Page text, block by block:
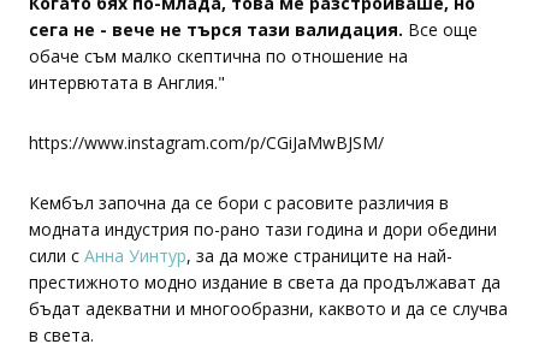
сега не - вече не търся тази валидация. Все още
обаче съм малко скептична по отношение на
интервютата в Англия."
https://www.instagram.com/p/CGiJaMwBJSM/
Кембъл започна да се бори с расовите различия в
модната индустрия по-рано тази година и дори обедини
сили с Анна Уинтур, за да може страниците на най-
престижното модно издание в света да продължават да
бъдат адекватни и многообразни, каквото и да се случва
в света.